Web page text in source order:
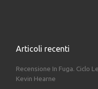
Articoli recenti
Recensione In Fuga. Ciclo
Kevin Hearne